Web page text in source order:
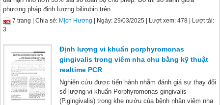
phương pháp định lượng bilirubin trên...
7 trang | Chia sẻ: Mịch Hương | Ngày: 29/03/2025 | Lượt xem: 478 | Lượt tải:
3
Định lượng vi khuẩn porphyromonas
gingivalis trong viêm nha chu bằng kỹ thuật
realtime PCR
Nghiên cứu được tiến hành nhằm đánh giá sự thay đổi
số lượng vi khuẩn Porphyromonas gingivalis
(P.gingivalis) trong khe nướu của bệnh nhân viêm nha